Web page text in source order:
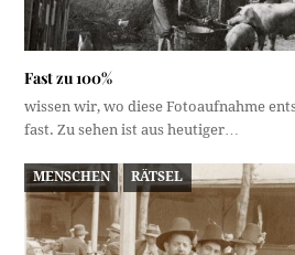
Fast zu 100%
wissen wir, wo diese Fotoaufnahme
fast. Zu sehen ist aus heutiger…
MENSCHEN RÄTSEL